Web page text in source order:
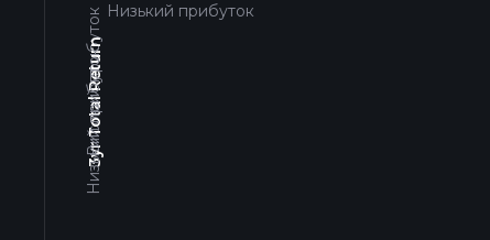
Високий прибуток
3yr Total Return
Низький прибуток
Низький прибуток